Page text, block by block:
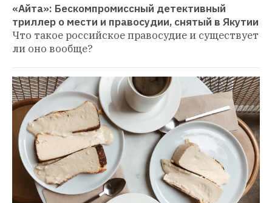
«Айта»: Бескомпромиссный детективный
триллер о мести и правосудии, снятый в Якутии
Что такое российское правосудие и существует
ли оно вообще?